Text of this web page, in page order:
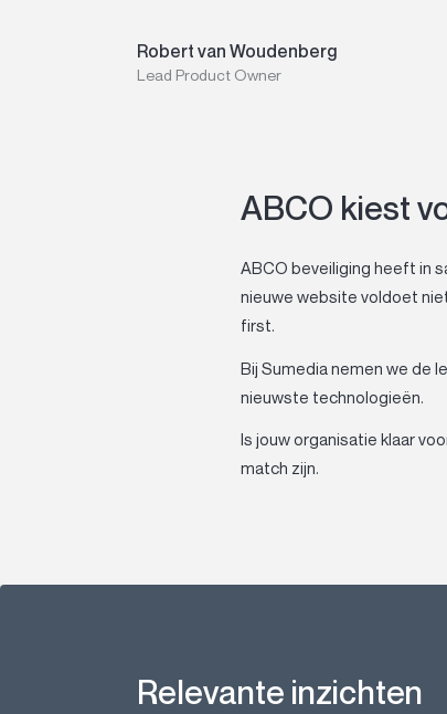
Robert van Woudenberg
Lead Product Owner
ABCO kiest
ABCO beveiliging heeft in
nieuwe website voldoet
first.
Bij Sumedia nemen we de
nieuwste technologieën.
Is jouw organisatie klaar
match zijn.
Relevante inzichten